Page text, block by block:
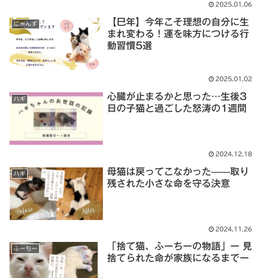
2025.01.06
にゃんず
【巳年】今年こそ理想の自分に生
まれ変わる！運を味方につける行
動習慣5選
2025.01.02
ハギ
心臓が止まるかと思った…生後3
日の子猫と過ごした怒涛の1週間
2024.12.18
ハギ
母猫は戻ってこなかった——取り
残された小さな命を守る決意
2024.11.26
ふーちー
「捨て猫、ふーちーの物語」ー 見
捨てられた命が家族になるまでー